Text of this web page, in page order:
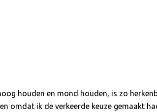
houden en mond houden, is zo
omdat ik de verkeerde keuze gemaakt